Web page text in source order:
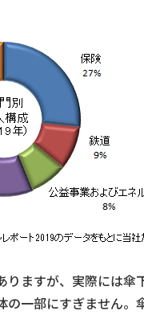
ますが、実際には
一部にすぎません